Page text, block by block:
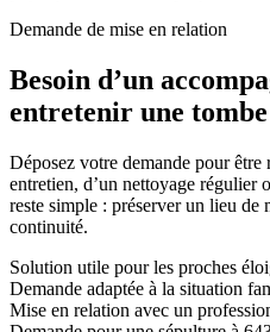
Demande de mise en relation
Besoin d’un
entretenir une
Déposez votre demande pour être
entretien, d’un nettoyage régulier
reste simple : préserver un lieu de
continuité.
Solution utile pour les proches
Demande adaptée à la situation
Mise en relation avec un